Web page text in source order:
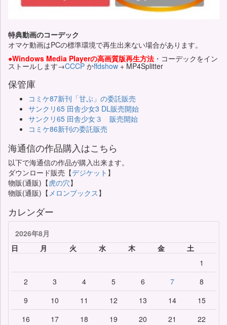
特典動画のコーデック
オマケ動画はPCの標準環境で再生出来ない場合があります。
●Windows Media Playerの高画質版再生方法 ・コーデックをイン
ストールします→CCCP かffdshow + MP4Splitter
保管庫
コミケ87新刊「甘ぷ」の委託販売
サンクリ65 田舎少女3 DL販売開始
サンクリ65 田舎少女３ 販売開始
コミケ86新刊の委託販売
海通信の作品購入はこちら
以下で海通信の作品が購入出来ます。
ダウンロード販売【デジケット 】
物販(通販)【虎の穴】
物販(通販)【 メロンブックス 】
カレンダー
2026年8月
日
月 火 水 木 金
土
1
2
3 4 5 6 7
8
9
10 11 12 13 14
15
16
17 18 19 20 21
22